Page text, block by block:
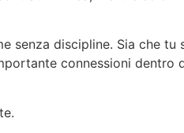
senza discipline. Sia che tu
connessioni dentro